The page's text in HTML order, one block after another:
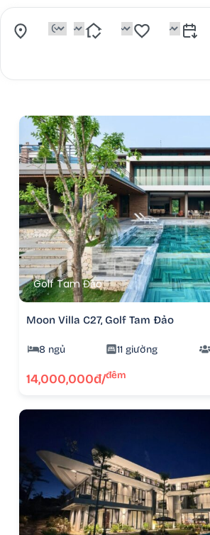
Golf Tam Đảo
Moon Villa C27, Golf Tam Đảo
8 ngủ 11 giường
14,000,000đ/đêm